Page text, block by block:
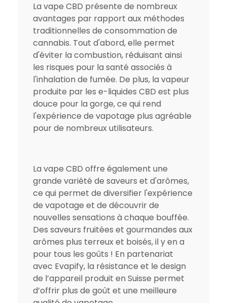
La vape CBD présente de nombreux
avantages par rapport aux méthodes
traditionnelles de consommation de
cannabis. Tout d'abord, elle permet
d'éviter la combustion, réduisant ainsi
les risques pour la santé associés à
l'inhalation de fumée. De plus, la vapeur
produite par les e-liquides CBD est plus
douce pour la gorge, ce qui rend
l'expérience de vapotage plus agréable
pour de nombreux utilisateurs.
La vape CBD offre également une
grande variété de saveurs et d'arômes,
ce qui permet de diversifier l'expérience
de vapotage et de découvrir de
nouvelles sensations à chaque bouffée.
Des saveurs fruitées et gourmandes aux
arômes plus terreux et boisés, il y en a
pour tous les goûts ! En partenariat
avec Evapify, la résistance et le design
de l’appareil produit en Suisse permet
d’offrir plus de goût et une meilleure